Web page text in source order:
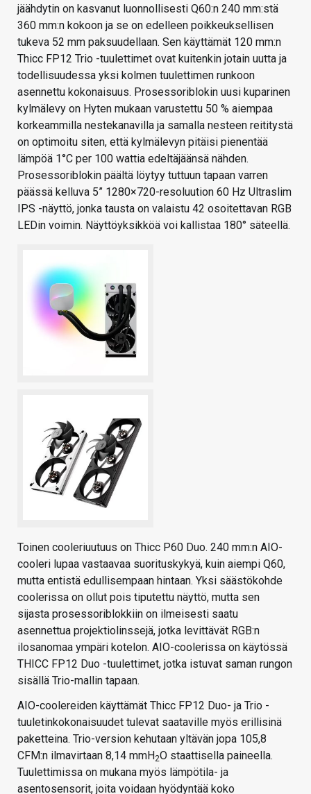
jäähdytin on kasvanut luonnollisesti Q60:n 240 mm:stä
360 mm:n kokoon ja se on edelleen poikkeuksellisen
tukeva 52 mm paksuudellaan. Sen käyttämät 120 mm:n
Thicc FP12 Trio -tuulettimet ovat kuitenkin jotain uutta ja
todellisuudessa yksi kolmen tuulettimen runkoon
asennettu kokonaisuus. Prosessoriblokin uusi kuparinen
kylmälevy on Hyten mukaan varustettu 50 % aiempaa
korkeammilla nestekanavilla ja samalla nesteen reititystä
on optimoitu siten, että kylmälevyn pitäisi pienentää
lämpöä 1°C per 100 wattia edeltäjäänsä nähden.
Prosessoriblokin päältä löytyy tuttuun tapaan varren
päässä kelluva 5” 1280×720-resoluution 60 Hz Ultraslim
IPS -näyttö, jonka tausta on valaistu 42 osoitettavan RGB
LEDin voimin. Näyttöyksikköä voi kallistaa 180° säteellä.
Toinen cooleriuutuus on Thicc P60 Duo. 240 mm:n AIO-
cooleri lupaa vastaavaa suorituskykyä, kuin aiempi Q60,
mutta entistä edullisempaan hintaan. Yksi säästökohde
coolerissa on ollut pois tiputettu näyttö, mutta sen
sijasta prosessoriblokkiin on ilmeisesti saatu
asennettua projektiolinssejä, jotka levittävät RGB:n
ilosanomaa ympäri kotelon. AIO-coolerissa on käytössä
THICC FP12 Duo -tuulettimet, jotka istuvat saman rungon
sisällä Trio-mallin tapaan.
AIO-coolereiden käyttämät Thicc FP12 Duo- ja Trio -
tuuletinkokonaisuudet tulevat saataville myös erillisinä
paketteina. Trio-version kehutaan yltävän jopa 105,8
CFM:n ilmavirtaan 8,14 mmH2O staattisella paineella.
Tuulettimissa on mukana myös lämpötila- ja
asentosensorit, joita voidaan hyödyntää koko